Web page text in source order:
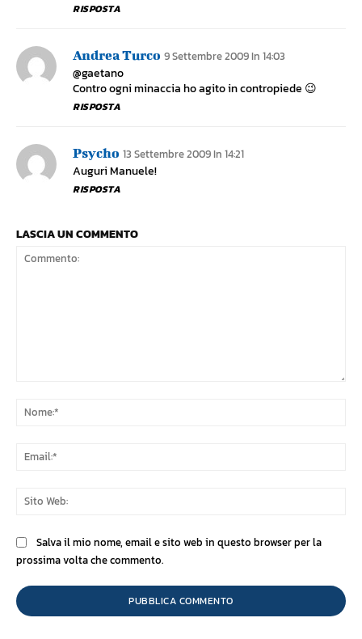
RISPOSTA
Andrea Turco 9 Settembre 2009 In 14:03
@gaetano
Contro ogni minaccia ho agito in contropiede 😉
RISPOSTA
Psycho 13 Settembre 2009 In 14:21
Auguri Manuele!
RISPOSTA
LASCIA UN COMMENTO
Salva il mio nome, email e sito web in questo browser per la
prossima volta che commento.